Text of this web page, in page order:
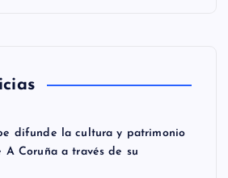
difunde la cultura y patrimonio
Coruña a través de su